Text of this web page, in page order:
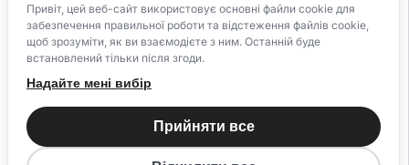
Єдина екосистема для управління замовленнями,
доставкою та лояльністю клієнтів
© 2025 Eatery Club
Eatery Loyalty Group S.R.O.
All rights reserved.
Привіт, цей веб-сайт використовує основні файли cookie для
забезпечення правильної роботи та відстеження файлів cookie,
щоб зрозуміти, як ви взаємодієте з ним. Останній буде
встановлений тільки після згоди.
Надайте мені вибір
Прийняти все